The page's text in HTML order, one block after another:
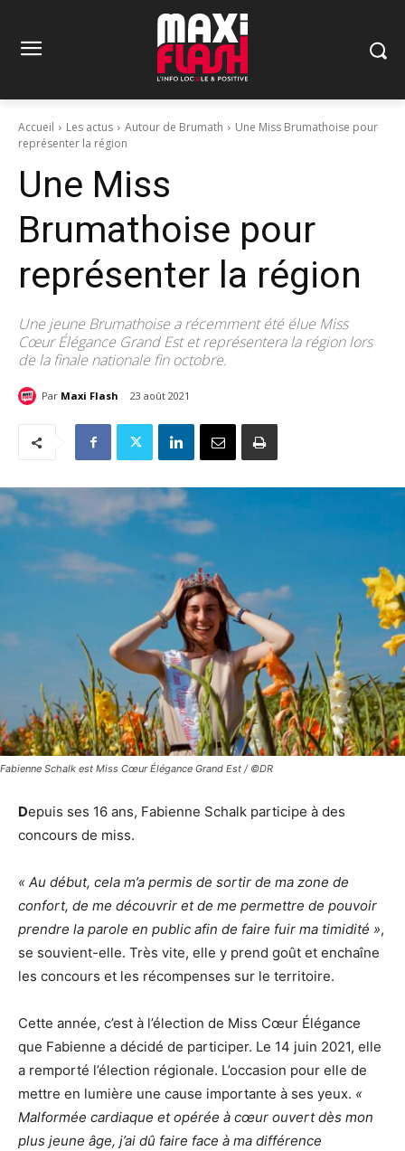
Accueil Les actus Autour de Brumath
Une Miss Brumathoise pour
représenter la région
Une Miss
Brumathoise pour
représenter la région
Une jeune Brumathoise a récemment été élue Miss
Cœur Élégance Grand Est et représentera la région lors
de la finale nationale fin octobre.
Par Maxi Flash 23 août 2021
Fabienne Schalk est Miss Cœur Élégance Grand Est / ©DR
Depuis ses 16 ans, Fabienne Schalk participe à des
concours de miss.
« Au début, cela m’a permis de sortir de ma zone de
confort, de me découvrir et de me permettre de pouvoir
prendre la parole en public afin de faire fuir ma timidité »,
se souvient-elle. Très vite, elle y prend goût et enchaîne
les concours et les récompenses sur le territoire.
Cette année, c’est à l’élection de Miss Cœur Élégance
que Fabienne a décidé de participer. Le 14 juin 2021, elle
a remporté l’élection régionale. L’occasion pour elle de
mettre en lumière une cause importante à ses yeux. «
Malformée cardiaque et opérée à cœur ouvert dès mon
plus jeune âge, j’ai dû faire face à ma différence